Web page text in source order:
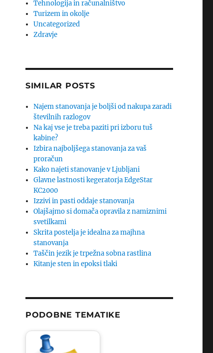
Tehnologija in računalništvo
Turizem in okolje
Uncategorized
Zdravje
SIMILAR POSTS
Najem stanovanja je boljši od nakupa zaradi
številnih razlogov
Na kaj vse je treba paziti pri izboru tuš
kabine?
Izbira najboljšega stanovanja za vaš
proračun
Kako najeti stanovanje v Ljubljani
Glavne lastnosti kegeratorja EdgeStar
KC2000
Izzivi in pasti oddaje stanovanja
Olajšajmo si domača opravila z namiznimi
svetilkami
Skrita postelja je idealna za majhna
stanovanja
Taščin jezik je trpežna sobna rastlina
Kitanje sten in epoksi tlaki
PODOBNE TEMATIKE